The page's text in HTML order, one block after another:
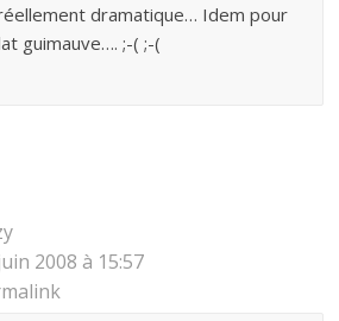
dramatique… Idem pour
guimauve…. ;-( ;-(
2008 à 15:57